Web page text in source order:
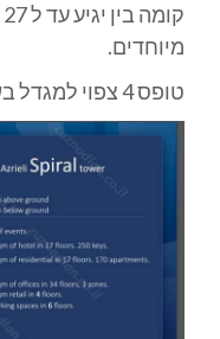
מיוחדים.
טופס 4 צפוי למגדל בשנת 2027.